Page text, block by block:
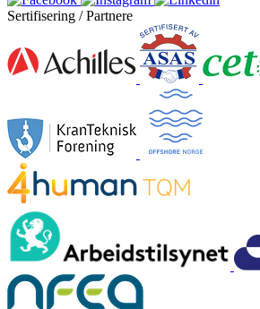
Sertifisering / Partnere